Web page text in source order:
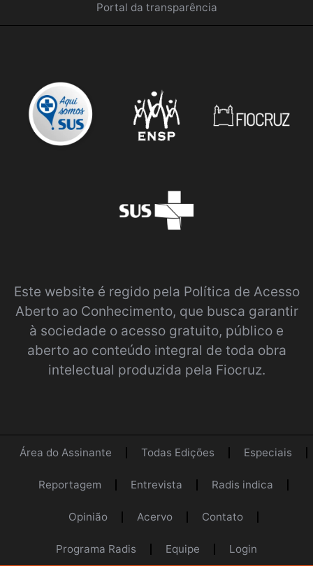
Portal da transparência
Este website é regido pela Política de Acesso
Aberto ao Conhecimento, que busca garantir
à sociedade o acesso gratuito, público e
aberto ao conteúdo integral de toda obra
intelectual produzida pela Fiocruz.
Área do Assinante Todas Edições Especiais
Reportagem Entrevista Radis indica
Opinião Acervo Contato
Programa Radis Equipe Login